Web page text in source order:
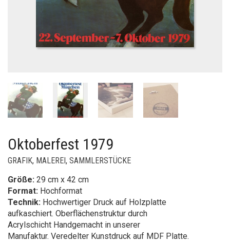
Oktoberfest 1979
GRAFIK, MALEREI, SAMMLERSTÜCKE
Größe: 29 cm x 42 cm
Format: Hochformat
Technik: Hochwertiger Druck auf Holzplatte
aufkaschiert. Oberflächenstruktur durch
Acrylschicht Handgemacht in unserer
Manufaktur. Veredelter Kunstdruck auf MDF Platte.